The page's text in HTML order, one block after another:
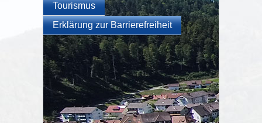
Tourismus
Erklärung zur Barrierefreiheit